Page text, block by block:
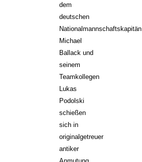
dem
deutschen
Nationalmannschaftskapitän
Michael
Ballack und
seinem
Teamkollegen
Lukas
Podolski
schießen
sich in
originalgetreuer
antiker